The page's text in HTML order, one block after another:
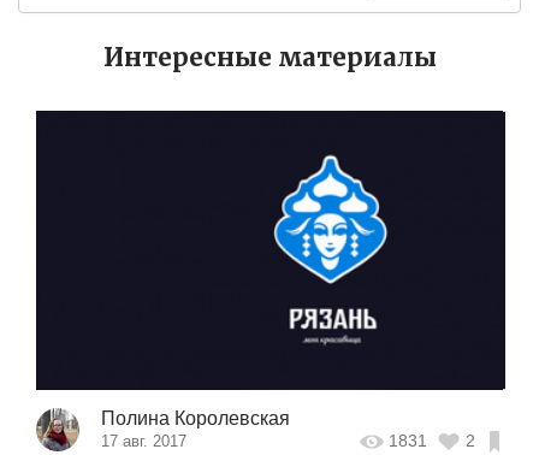
Интересные материалы
Полина Королевская
17 авг. 2017 1831 2